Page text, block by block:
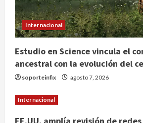
Internacional
Estudio en Science vincula el
ancestral con la evolución del
soporteinfix agosto 7, 2026
Internacional
3
Internacional Portada
Desplome de la
estrella de Wall
Estudio en
agosto 7, 2026